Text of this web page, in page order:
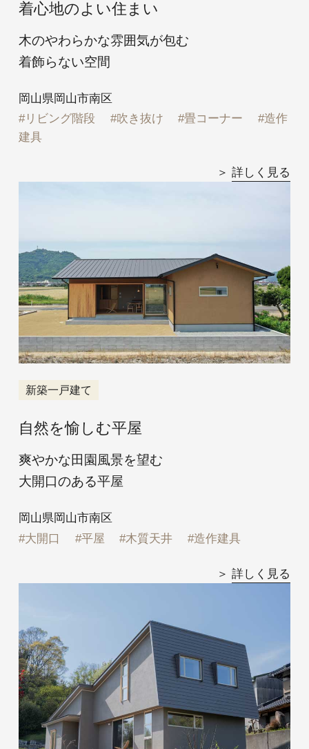
Privacy Policy
着心地のよい住まい
木のやわらかな雰囲気が包む
着飾らない空間
岡山県岡山市南区
リビング階段
吹き抜け 畳コーナー
造作
建具
詳しく見る
新築一戸建て
自然を愉しむ平屋
爽やかな田園風景を望む
大開口のある平屋
岡山県岡山市南区
大開口
平屋 木質天井 造作建具
詳しく見る